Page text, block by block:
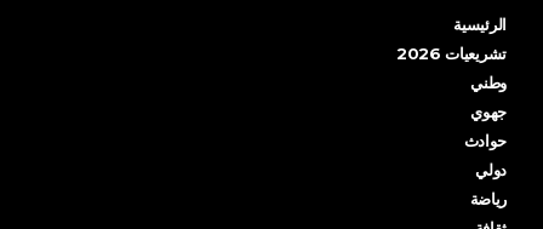
الرئيسية
تشريعيات 2026
وطني
جهوي
حوادث
دولي
رياضة